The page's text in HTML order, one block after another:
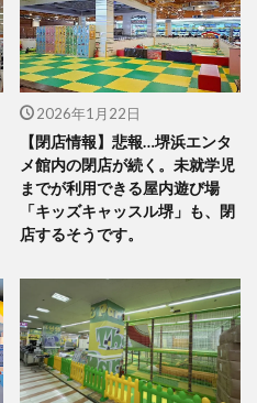
2026年1月22日
【閉店情報】悲報…堺浜エンタ
メ館内の閉店が続く。未就学児
までが利用できる屋内遊び場
「キッズキャッスル堺」も、閉
店するそうです。